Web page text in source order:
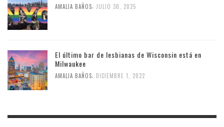
AMALIA BAÑOS, JULIO 30, 2025
El último bar de lesbianas de Wisconsin está en
Milwaukee
AMALIA BAÑOS, DICIEMBRE 1, 2022